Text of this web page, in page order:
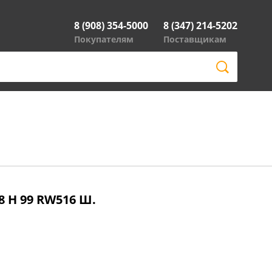
8 (908) 354-5000
Покупателям
8 (347) 214-5202
Поставщикам
H 99 RW516 Ш.